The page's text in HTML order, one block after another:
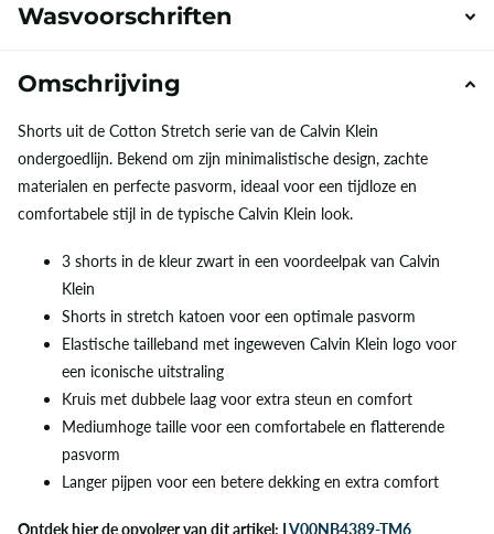
Wasvoorschriften
Omschrijving
Shorts uit de Cotton Stretch serie van de Calvin Klein
ondergoedlijn. Bekend om zijn minimalistische design, zachte
materialen en perfecte pasvorm, ideaal voor een tijdloze en
comfortabele stijl in de typische Calvin Klein look.
3 shorts in de kleur zwart in een voordeelpak van Calvin
Klein
Shorts in stretch katoen voor een optimale pasvorm
Elastische tailleband met ingeweven Calvin Klein logo voor
een iconische uitstraling
Kruis met dubbele laag voor extra steun en comfort
Mediumhoge taille voor een comfortabele en flatterende
pasvorm
Langer pijpen voor een betere dekking en extra comfort
Ontdek hier de opvolger van dit artikel: LV00NB4389-TM6